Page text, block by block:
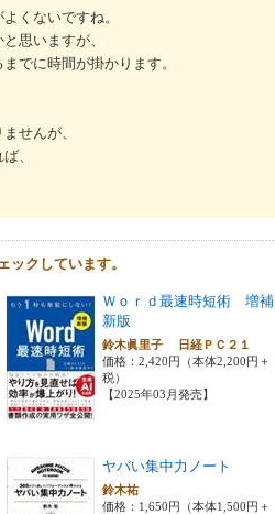
くないですね。
思いますが、
でに時間が掛かります。
せんが、
、
ックしています。
Ｗｏｒｄ最速時短術 増補
新版
鈴木眞里子 日経ＰＣ２１
価格：2,420円（本体2,200円＋
税）
【2025年03月発売】
ヤバい集中力ノート
鈴木祐
価格：1,650円（本体1,500円＋